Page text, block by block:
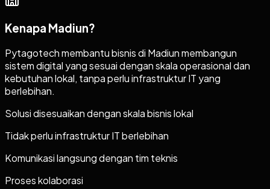
Kenapa Madiun?
Pytagotech membantu bisnis di Madiun membangun
sistem digital yang sesuai dengan skala operasional dan
kebutuhan lokal, tanpa perlu infrastruktur IT yang
berlebihan.
Solusi disesuaikan dengan skala bisnis lokal
Tidak perlu infrastruktur IT berlebihan
Komunikasi langsung dengan tim teknis
Proses kolaborasi